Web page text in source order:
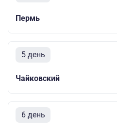
Пермь
5 день
Чайковский
6 день